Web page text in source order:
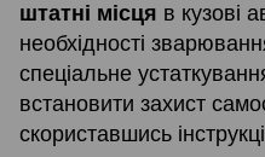
штатні місця в кузові
необхідності
спеціальне
встановити захист
скориставшись